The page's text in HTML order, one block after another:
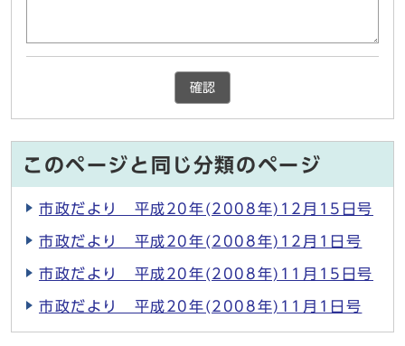
確認
このページと同じ分類のページ
市政だより 平成20年(2008年)12月15日号
市政だより 平成20年(2008年)12月1日号
市政だより 平成20年(2008年)11月15日号
市政だより 平成20年(2008年)11月1日号